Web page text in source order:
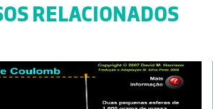
RELACIONADOS